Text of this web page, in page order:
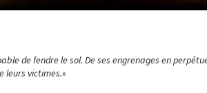
de fendre le sol. De ses engrenages en
leurs victimes.»